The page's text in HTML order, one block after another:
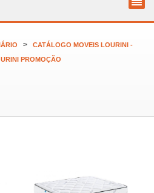
> CATÁLOGO MOVEIS LOURINI -
PROMOÇÃO